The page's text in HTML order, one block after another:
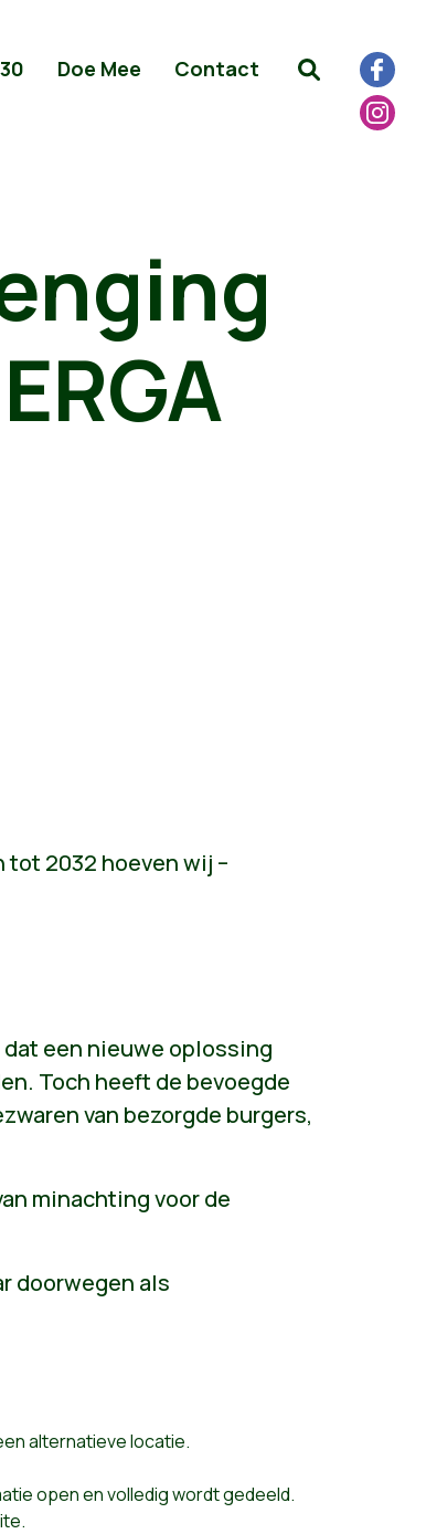
Doe Mee Contact
2032 hoeven wij –
een nieuwe oplossing
Toch heeft de bevoegde
van bezorgde burgers,
minachting voor de
doorwegen als
alternatieve locatie.
open en volledig wordt gedeeld.